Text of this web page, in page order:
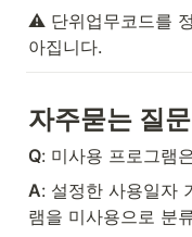
⚠️ 단위업무코드를
아집니다.
자주묻는 질문
Q: 미사용 프로그램
A: 설정한 사용일자
램을 미사용으로 분